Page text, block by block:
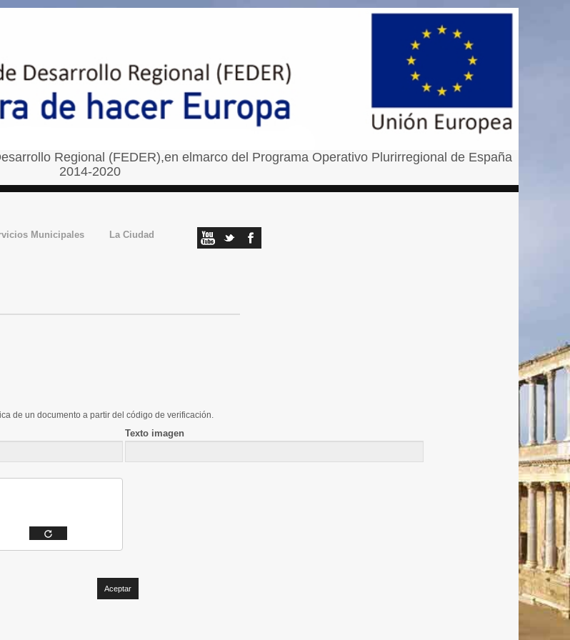
Regional (FEDER),en elmarco del Programa Operativo Plurirregional de España
2014-2020
Municipales La Ciudad
de un documento a partir del código de verificación.
Texto imagen